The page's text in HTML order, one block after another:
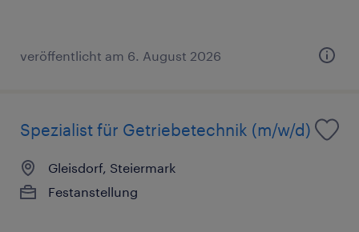
veröffentlicht am 6. August 2026
Spezialist für Getriebetechnik (m/w/d)
Gleisdorf, Steiermark
Festanstellung